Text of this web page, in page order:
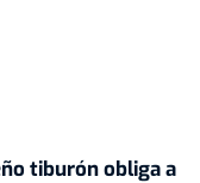
tiburón obliga a